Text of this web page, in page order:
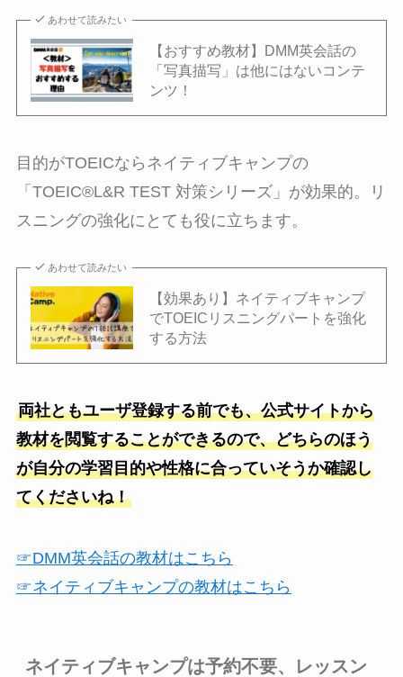
あわせて読みたい
【おすすめ教材】DMM英会話の
「写真描写」は他にはないコンテ
ンツ！
目的がTOEICならネイティブキャンプの
「TOEIC®L&R TEST 対策シリーズ」が効果的。リ
スニングの強化にとても役に立ちます。
あわせて読みたい
【効果あり】ネイティブキャンプ
でTOEICリスニングパートを強化
する方法
両社ともユーザ登録する前でも、公式サイトから
教材を閲覧することができるので、どちらのほう
が自分の学習目的や性格に合っていそうか確認し
てくださいね！
☞DMM英会話の教材はこちら
☞ネイティブキャンプの教材はこちら
ネイティブキャンプは予約不要、レッスン